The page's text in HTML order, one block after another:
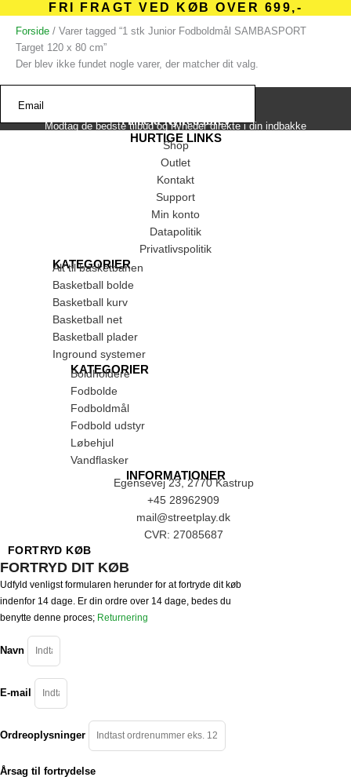
FRI FRAGT VED KØB OVER 699,-
Forside / Varer tagged “1 stk Junior Fodboldmål SAMBASPORT
Target 120 x 80 cm”
Der blev ikke fundet nogle varer, der matcher dit valg.
Email
Tilmeld Nyhedsbrev
Modtag de bedste tilbud og nyheder direkte i din indbakke
HURTIGE LINKS
Shop
Outlet
Kontakt
Support
Min konto
Datapolitik
Privatlivspolitik
KATEGORIER
Alt til basketbanen
Basketball bolde
Basketball kurv
Basketball net
Basketball plader
Inground systemer
KATEGORIER
Boldholdere
Fodbolde
Fodboldmål
Fodbold udstyr
Løbehjul
Vandflasker
INFORMATIONER
Egensevej 23, 2770 Kastrup
+45 28962909
mail@streetplay.dk
CVR: 27085687
FORTRYD KØB
FORTRYD DIT KØB
Udfyld venligst formularen herunder for at fortryde dit køb
indenfor 14 dage. Er din ordre over 14 dage, bedes du
benytte denne proces; Returnering
Navn
E-mail
Ordreoplysninger
Årsag til fortrydelse